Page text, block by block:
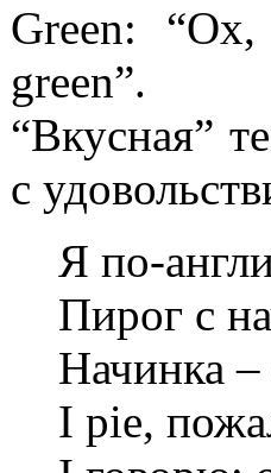
Green:
green”.
“Вкусная”
с
Я по-
Пирог с
Начинка
I pie,